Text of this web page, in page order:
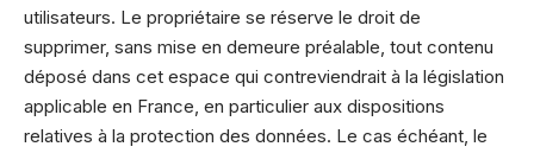
utilisateurs. Le propriétaire se réserve le droit de
supprimer, sans mise en demeure préalable, tout contenu
déposé dans cet espace qui contreviendrait à la législation
applicable en France, en particulier aux dispositions
relatives à la protection des données. Le cas échéant, le